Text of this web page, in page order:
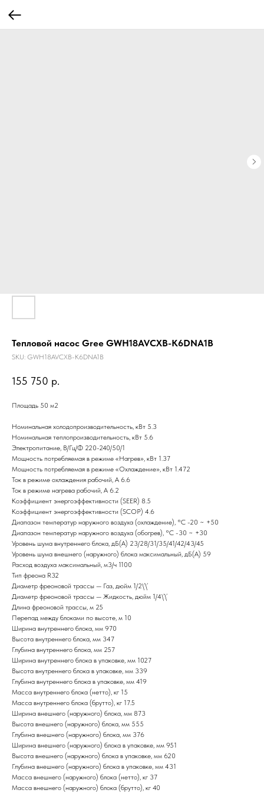
Тепловой насос Gree GWH18AVCXB-K6DNA1B
SKU: GWH18AVCXB-K6DNA1B
155 750 р.
Площадь 50 м2
Номинальная холодопроизводительность, кВт 5.3
Номинальная теплопроизводительность, кВт 5.6
Электропитание, В/Гц/Ф 220-240/50/1
Мощность потребляемая в режиме «Нагрев», кВт 1.37
Мощность потребляемая в режиме «Охлаждение», кВт 1.472
Ток в режиме охлаждения рабочий, А 6.6
Ток в режиме нагрева рабочий, А 6.2
Коэффициент энергоэффективности (SEER) 8.5
Коэффициент энергоэффективности (SCOP) 4.6
Диапазон температур наружного воздуха (охлаждение), °С -20 ~ +50
Диапазон температур наружного воздуха (обогрев), °С -30 ~ +30
Уровень шума внутреннего блока, дБ(А) 23/28/31/35/41/42/43/45
Уровень шума внешнего (наружного) блока максимальный, дБ(А) 59
Расход воздуха максимальный, м3/ч 1100
Тип фреона R32
Диаметр фреоновой трассы — Газ, дюйм 1/2\’\’
Диаметр фреоновой трассы — Жидкость, дюйм 1/4\’\’
Длина фреоновой трассы, м 25
Перепад между блоками по высоте, м 10
Ширина внутреннего блока, мм 970
Высота внутреннего блока, мм 347
Глубина внутреннего блока, мм 257
Ширина внутреннего блока в упаковке, мм 1027
Высота внутреннего блока в упаковке, мм 339
Глубина внутреннего блока в упаковке, мм 419
Масса внутреннего блока (нетто), кг 15
Масса внутреннего блока (брутто), кг 17.5
Ширина внешнего (наружного) блока, мм 873
Высота внешнего (наружного) блока, мм 555
Глубина внешнего (наружного) блока, мм 376
Ширина внешнего (наружного) блока в упаковке, мм 951
Высота внешнего (наружного) блока в упаковке, мм 620
Глубина внешнего (наружного) блока в упаковке, мм 431
Масса внешнего (наружного) блока (нетто), кг 37
Масса внешнего (наружного) блока (брутто), кг 40